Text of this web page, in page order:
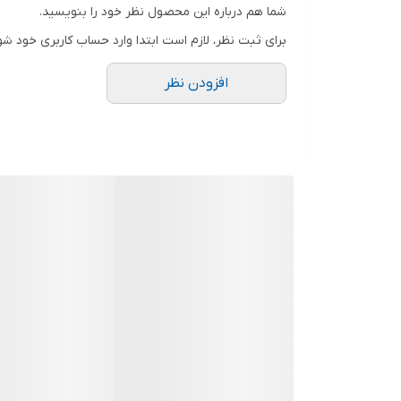
شما هم درباره این محصول نظر خود را بنویسید.
برای ثبت نظر، لازم است ابتدا وارد حساب کاربری خود
افزودن نظر